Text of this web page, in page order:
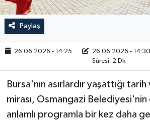
Paylaş
26.06.2026 - 14:25 26.06.2026 - 14:30
Süresi: 2 Dk
Bursa'nın asırlardır yaşattığı
mirası, Osmangazi
anlamlı programla bir kez daha